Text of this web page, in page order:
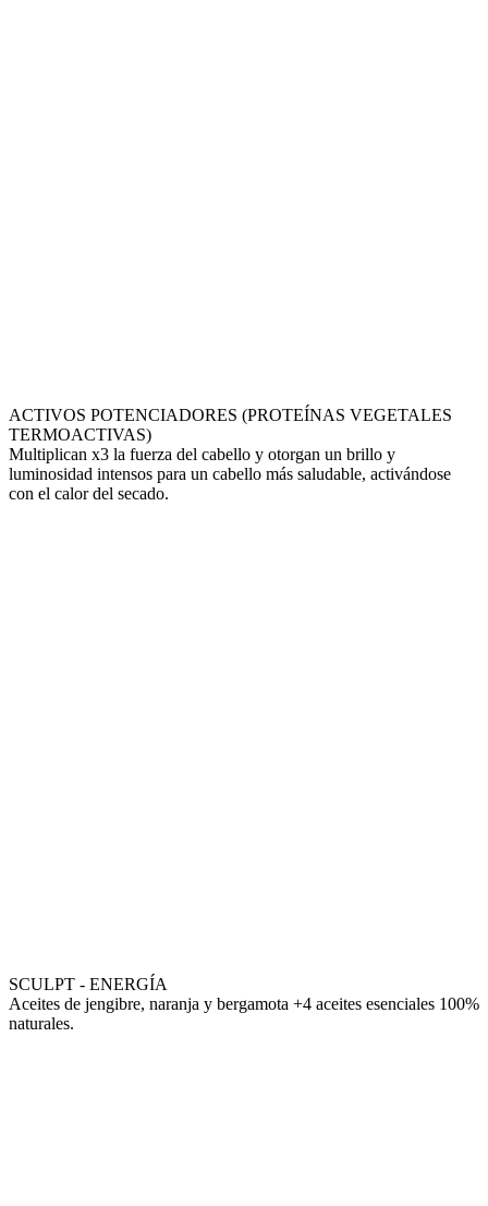
ACTIVOS POTENCIADORES (PROTEÍNAS VEGETALES
TERMOACTIVAS)
Multiplican x3 la fuerza del cabello y otorgan un brillo y
luminosidad intensos para un cabello más saludable, activándose
con el calor del secado.
SCULPT - ENERGÍA
Aceites de jengibre, naranja y bergamota +4 aceites esenciales 100%
naturales.